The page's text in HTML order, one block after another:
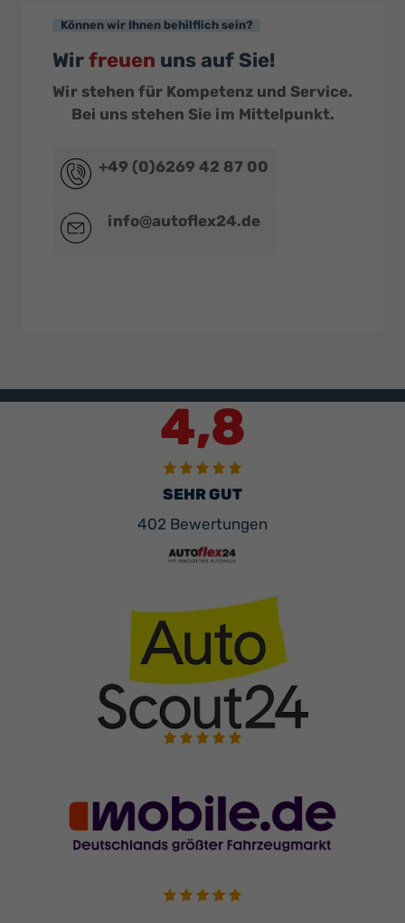
Können wir Ihnen behilflich sein?
Wirfreuen uns auf Sie!
Wir stehen für Kompetenz und Service.
Bei uns stehen Sie im Mittelpunkt.
+49 (0)6269 42 87 00
info@autoflex24.de
4,8
SEHR GUT
402 Bewertungen